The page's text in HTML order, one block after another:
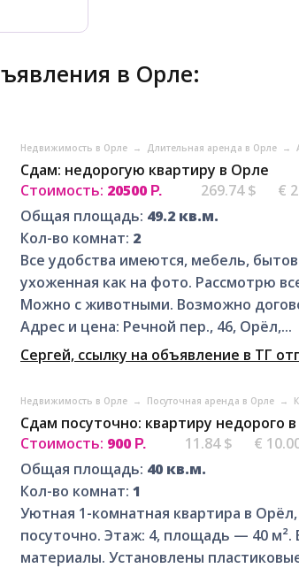
в Орле:
Недвижимость в Орле → Длительная аренда в Орле →
Сдам: недорогую квартиру в Орле
Стоимость: 20500 Р. 269.74 $
€
Общая площадь: 49.2 кв.м.
Кол-во комнат: 2
Все удобства имеются, мебель,
ухоженная как на фото. Рассмотрю
Можно с животными. Возможно
Адрес и цена: Речной пер., 46, Орёл,...
Сергей, ссылку на объявление в ТГ
Недвижимость в Орле → Посуточная аренда в Орле →
Сдам посуточно: квартиру недорого
Стоимость: 900 Р. 11.84 $
€
Общая площадь: 40 кв.м.
Кол-во комнат: 1
Уютная 1-комнатная квартира в
посуточно. Этаж: 4, площадь — 40 м².
материалы. Установлены